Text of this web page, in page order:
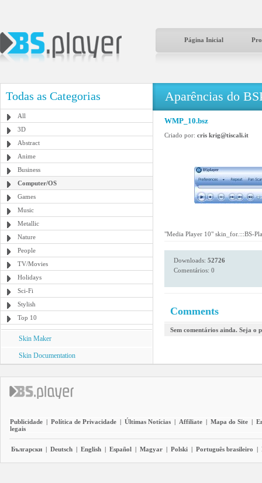
Página Inicial
Todas as Categorias
All
3D
Abstract
Anime
Business
Computer/OS
Games
Music
Metallic
Nature
People
TV/Movies
Holidays
Sci-Fi
Stylish
Top 10
Skin Maker
Skin Documentation
Aparências do
WMP_10.bsz
Criado por: cris krig@tiscali.it
"Media Player 10" skin_for.:::BS-
Downloads: 52726
Comentários: 0
Comments
Sem comentários ainda. Seja o
Publicidade | Política de Privacidade | Últimas Notícias | Affiliate | Mapa do Site |
legais
Български | Deutsch | English | Español | Magyar | Polski | Português brasileiro |